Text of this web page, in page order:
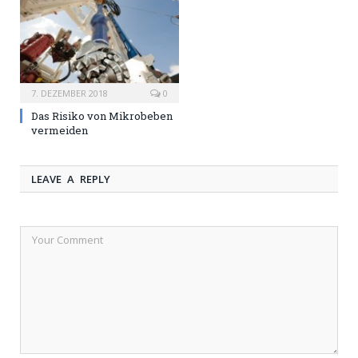
7. DEZEMBER 2018 0
Das Risiko von Mikrobeben
vermeiden
LEAVE A REPLY